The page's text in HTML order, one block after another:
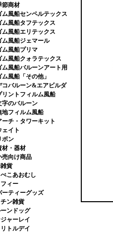
節商材
ム風船センペルテックス
ム風船タフテックス
ム風船エリテックス
ム風船ジェマール
ム風船プリマ
ム風船クォラテックス
ム風船バルーンアート用
ム風船「その他」
コバルーン&エアビルダ
リントフィルム風船
字のバルーン
地フィルム風船
ーチ・タワーキット
ェイト
ボン
材・器材
売向け商品
雑貨
こあおむし
フィー
ーティーグッズ
ン雑貨
ンドッグ
ャーレイ
トルデイ